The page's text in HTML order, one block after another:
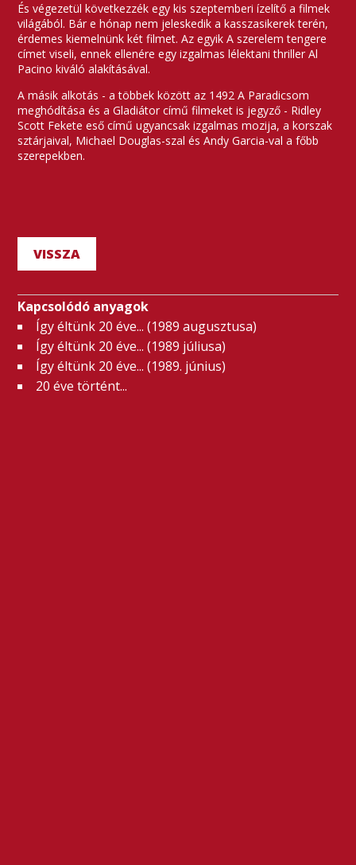
És végezetül következzék egy kis szeptemberi ízelítő a filmek
világából. Bár e hónap nem jeleskedik a kasszasikerek terén,
érdemes kiemelnünk két filmet. Az egyik A szerelem tengere
címet viseli, ennek ellenére egy izgalmas lélektani thriller Al
Pacino kiváló alakításával.
A másik alkotás - a többek között az 1492 A Paradicsom
meghódítása és a Gladiátor című filmeket is jegyző - Ridley
Scott Fekete eső című ugyancsak izgalmas mozija, a korszak
sztárjaival, Michael Douglas-szal és Andy Garcia-val a főbb
szerepekben.
VISSZA
Kapcsolódó anyagok
Így éltünk 20 éve... (1989 augusztusa)
Így éltünk 20 éve... (1989 júliusa)
Így éltünk 20 éve... (1989. június)
20 éve történt...